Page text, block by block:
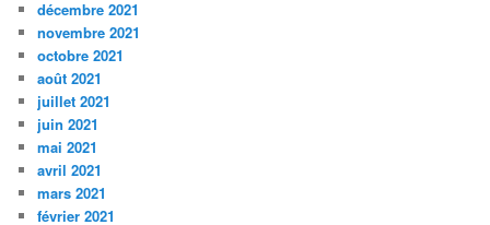
décembre 2021
novembre 2021
octobre 2021
août 2021
juillet 2021
juin 2021
mai 2021
avril 2021
mars 2021
février 2021